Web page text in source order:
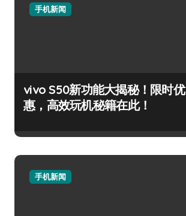
手机新闻
vivo S50新功能大揭秘！限时优
惠，高效玩机秘籍在此！
手机新闻